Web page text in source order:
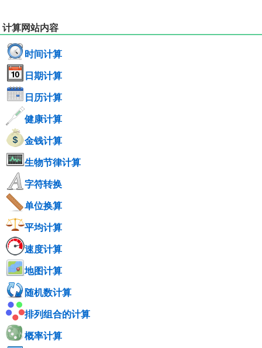
计算网站内容
时间计算
日期计算
日历计算
健康计算
金钱计算
生物节律计算
字符转换
单位换算
平均计算
速度计算
地图计算
随机数计算
排列组合的计算
概率计算